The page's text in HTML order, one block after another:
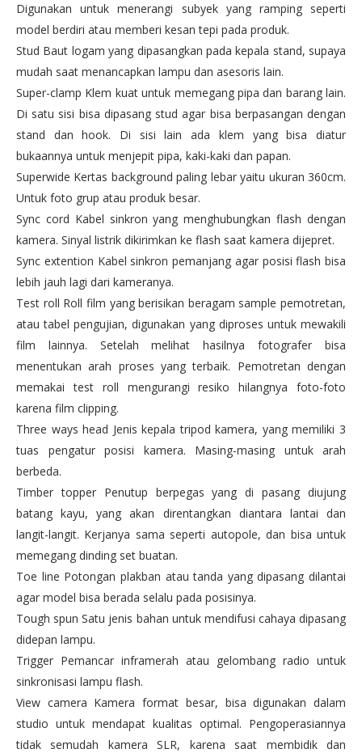
Digunakan untuk menerangi subyek yang ramping seperti
model berdiri atau memberi kesan tepi pada produk.
Stud Baut logam yang dipasangkan pada kepala stand, supaya
mudah saat menancapkan lampu dan asesoris lain.
Super-clamp Klem kuat untuk memegang pipa dan barang lain.
Di satu sisi bisa dipasang stud agar bisa berpasangan dengan
stand dan hook. Di sisi lain ada klem yang bisa diatur
bukaannya untuk menjepit pipa, kaki-kaki dan papan.
Superwide Kertas background paling lebar yaitu ukuran 360cm.
Untuk foto grup atau produk besar.
Sync cord Kabel sinkron yang menghubungkan flash dengan
kamera. Sinyal listrik dikirimkan ke flash saat kamera dijepret.
Sync extention Kabel sinkron pemanjang agar posisi flash bisa
lebih jauh lagi dari kameranya.
Test roll Roll film yang berisikan beragam sample pemotretan,
atau tabel pengujian, digunakan yang diproses untuk mewakili
film lainnya. Setelah melihat hasilnya fotografer bisa
menentukan arah proses yang terbaik. Pemotretan dengan
memakai test roll mengurangi resiko hilangnya foto-foto
karena film clipping.
Three ways head Jenis kepala tripod kamera, yang memiliki 3
tuas pengatur posisi kamera. Masing-masing untuk arah
berbeda.
Timber topper Penutup berpegas yang di pasang diujung
batang kayu, yang akan direntangkan diantara lantai dan
langit-langit. Kerjanya sama seperti autopole, dan bisa untuk
memegang dinding set buatan.
Toe line Potongan plakban atau tanda yang dipasang dilantai
agar model bisa berada selalu pada posisinya.
Tough spun Satu jenis bahan untuk mendifusi cahaya dipasang
didepan lampu.
Trigger Pemancar inframerah atau gelombang radio untuk
sinkronisasi lampu flash.
View camera Kamera format besar, bisa digunakan dalam
studio untuk mendapat kualitas optimal. Pengoperasiannya
tidak semudah kamera SLR, karena saat membidik dan